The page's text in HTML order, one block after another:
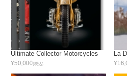
Ultimate Collector Motorcycles
¥50,000(税込)
La